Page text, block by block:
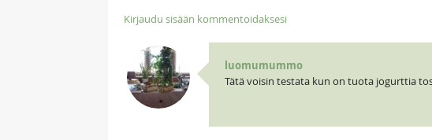
Kirjaudu sisään kommentoidaksesi
luomumummo
Tätä voisin testata kun on tuota jogurttia